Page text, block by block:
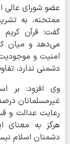
عضو شورای عالی
ممتحنه، به
گفت: قرآن کریم
می‌دهد و میان
امنیت و
دشمنی ندارد،
وی افزود: بر
غیرمسلمانان
رعایت عدالت و
هرگز به معنای
دشمنان اسلام